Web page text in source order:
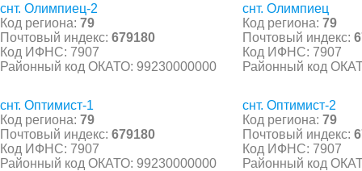
снт. Олимпиец-2
Код региона: 79
Почтовый индекс: 679180
Код ИФНС: 7907
Районный код ОКАТО: 99230000000
снт. Олимпиец
Код региона: 79
Почтовый индекс:
Код ИФНС: 7907
Районный код
снт. Оптимист-1
Код региона: 79
Почтовый индекс: 679180
Код ИФНС: 7907
Районный код ОКАТО: 99230000000
снт. Оптимист-2
Код региона: 79
Почтовый индекс:
Код ИФНС: 7907
Районный код